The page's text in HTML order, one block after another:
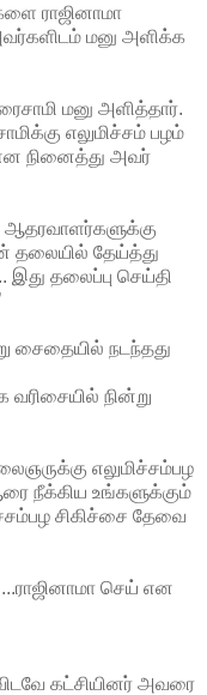
ராஜினாமா
மனு அளிக்க
மனு அளித்தார்.
எலுமிச்சம் பழம்
நினைத்து அவர்
ஆதரவாளர்களுக்கு
தலையில் தேய்த்து
தலைப்பு செய்தி
சைதையில் நடந்தது
நின்று
எலுமிச்சம்பழ
நீக்கிய உங்களுக்கும்
சிகிச்சை தேவை
செய் என
கட்சியினர் அவரை